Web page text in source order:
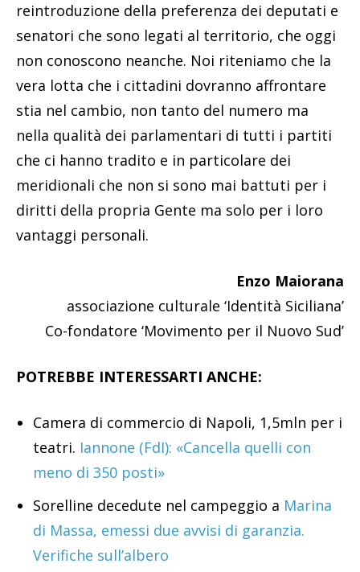
reintroduzione della preferenza dei deputati e
senatori che sono legati al territorio, che oggi
non conoscono neanche. Noi riteniamo che la
vera lotta che i cittadini dovranno affrontare
stia nel cambio, non tanto del numero ma
nella qualità dei parlamentari di tutti i partiti
che ci hanno tradito e in particolare dei
meridionali che non si sono mai battuti per i
diritti della propria Gente ma solo per i loro
vantaggi personali.
Enzo Maiorana
associazione culturale ‘Identità Siciliana’
Co-fondatore ‘Movimento per il Nuovo Sud’
POTREBBE INTERESSARTI ANCHE:
Camera di commercio di Napoli, 1,5mln per i
teatri. Iannone (FdI): «Cancella quelli con
meno di 350 posti»
Sorelline decedute nel campeggio a Marina
di Massa, emessi due avvisi di garanzia.
Verifiche sull’albero